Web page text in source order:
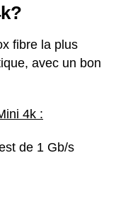
fibre la plus
avec un bon
4k :
de 1 Gb/s